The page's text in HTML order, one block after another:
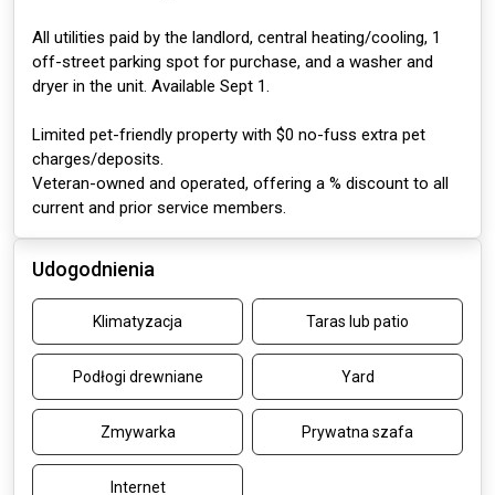
All utilities paid by the landlord, central heating/cooling, 1
off-street parking spot for purchase, and a washer and
dryer in the unit. Available Sept 1.
Limited pet-friendly property with $0 no-fuss extra pet
charges/deposits.
Veteran-owned and operated, offering a % discount to all
current and prior service members.
Udogodnienia
Klimatyzacja Taras lub patio
Podłogi drewniane Yard
Zmywarka Prywatna szafa
Internet